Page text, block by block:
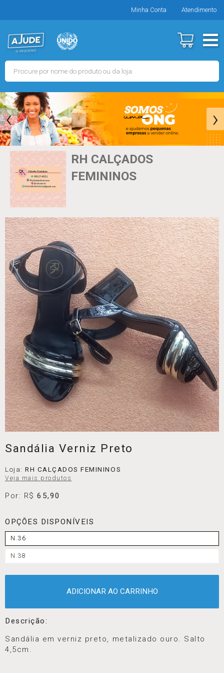
Minha Conta Atendimento
‹ ›
RH CALÇADOS
FEMININOS
Sandália Verniz Preto
Loja:RH CALÇADOS FEMININOS
Veja mais produtos
Por: R$65,90
OPÇÕES DISPONÍVEIS
N.36
N.38
ADICIONAR AO CARRINHO
Descrição:
Sandália em verniz preto, metalizado ouro. Salto
4,5cm.